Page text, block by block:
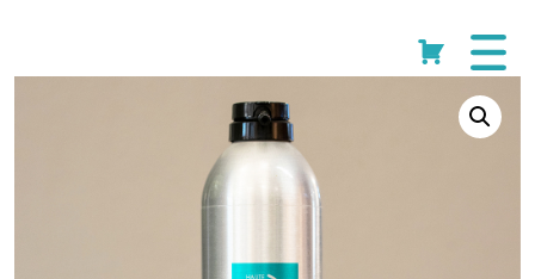
Cart
/ étoile P-Balsam Haar-Kur 500ml